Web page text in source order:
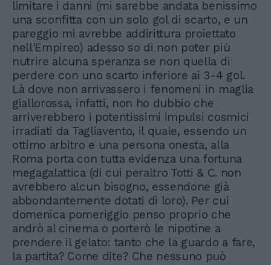
limitare i danni (mi sarebbe andata benissimo
una sconfitta con un solo gol di scarto, e un
pareggio mi avrebbe addirittura proiettato
nell'Empireo) adesso so di non poter più
nutrire alcuna speranza se non quella di
perdere con uno scarto inferiore ai 3-4 gol.
Là dove non arrivassero i fenomeni in maglia
giallorossa, infatti, non ho dubbio che
arriverebbero i potentissimi impulsi cosmici
irradiati da Tagliavento, il quale, essendo un
ottimo arbitro e una persona onesta, alla
Roma porta con tutta evidenza una fortuna
megagalattica (di cui peraltro Totti & C. non
avrebbero alcun bisogno, essendone già
abbondantemente dotati di loro). Per cui
domenica pomeriggio penso proprio che
andrò al cinema o porterò le nipotine a
prendere il gelato: tanto che la guardo a fare,
la partita? Come dite? Che nessuno può